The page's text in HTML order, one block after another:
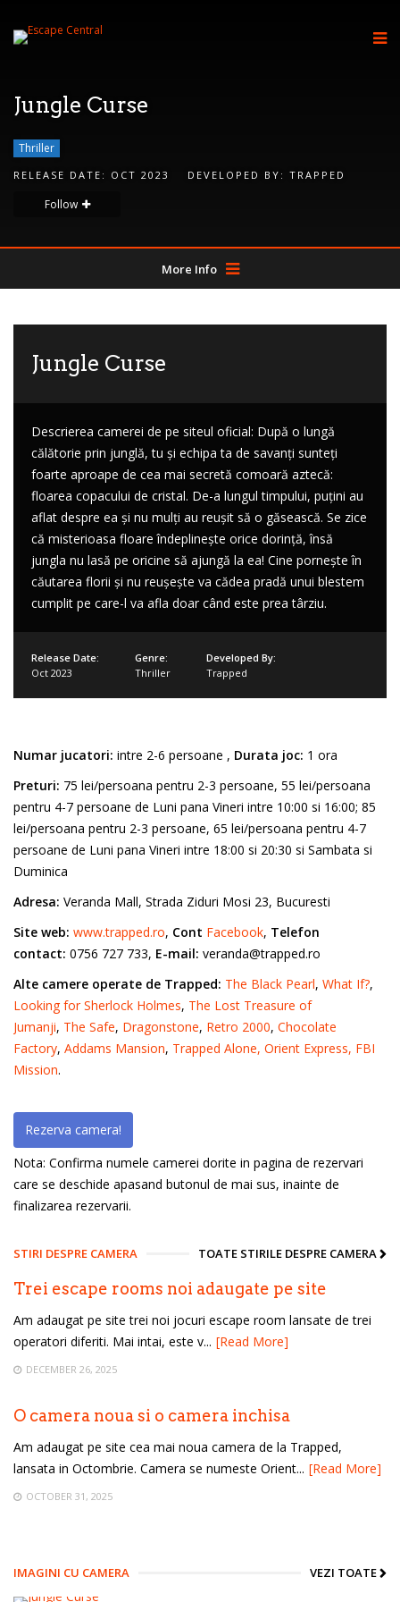
Jungle Curse
Thriller
RELEASE DATE: OCT 2023 DEVELOPED BY: TRAPPED
Follow
More Info
Jungle Curse
Descrierea camerei de pe siteul oficial: După o lungă
călătorie prin junglă, tu și echipa ta de savanți sunteți
foarte aproape de cea mai secretă comoară aztecă:
floarea copacului de cristal. De-a lungul timpului, puțini au
aflat despre ea și nu mulți au reușit să o găsească. Se zice
că misterioasa floare îndeplinește orice dorință, însă
jungla nu lasă pe oricine să ajungă la ea! Cine pornește în
căutarea florii și nu reușește va cădea pradă unui blestem
cumplit pe care-l va afla doar când este prea târziu.
Release Date:
Oct 2023
Genre:
Thriller
Developed By:
Trapped
Numar jucatori: intre 2-6 persoane , Durata joc: 1 ora
Preturi: 75 lei/persoana pentru 2-3 persoane, 55 lei/persoana
pentru 4-7 persoane de Luni pana Vineri intre 10:00 si 16:00; 85
lei/persoana pentru 2-3 persoane, 65 lei/persoana pentru 4-7
persoane de Luni pana Vineri intre 18:00 si 20:30 si Sambata si
Duminica
Adresa: Veranda Mall, Strada Ziduri Mosi 23, Bucuresti
Site web: www.trapped.ro, Cont Facebook, Telefon
contact: 0756 727 733, E-mail: veranda@trapped.ro
Alte camere operate de Trapped: The Black Pearl, What If?,
Looking for Sherlock Holmes, The Lost Treasure of
Jumanji, The Safe, Dragonstone, Retro 2000, Chocolate
Factory, Addams Mansion, Trapped Alone, Orient Express, FBI
Mission.
Rezerva camera!
Nota: Confirma numele camerei dorite in pagina de rezervari
care se deschide apasand butonul de mai sus, inainte de
finalizarea rezervarii.
STIRI DESPRE CAMERA TOATE STIRILE DESPRE CAMERA
Trei escape rooms noi adaugate pe site
Am adaugat pe site trei noi jocuri escape room lansate de trei
operatori diferiti. Mai intai, este v... [Read More]
DECEMBER 26, 2025
O camera noua si o camera inchisa
Am adaugat pe site cea mai noua camera de la Trapped,
lansata in Octombrie. Camera se numeste Orient... [Read More]
OCTOBER 31, 2025
IMAGINI CU CAMERA VEZI TOATE